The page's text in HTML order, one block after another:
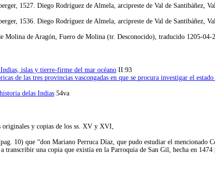
1527. Diego Rodríguez de Almela, arcipreste de Val de Santibáñez,
1536. Diego Rodríguez de Almela, arcipreste de Val de Santibáñez,
Molina de Aragón, Fuero de Molina (tr. Desconocido), traducido 1205-04-
islas y tierre-firme del mar océano II:93
de las tres provincias vascongadas en que se procura investigar el
delas Indias 54va
originales y copias de los ss. XV y XVI,
10) que “don Mariano Perruca Díaz, que pudo estudiar el
transcribir una copia que existía en la Parroquia de San Gil, hecha en